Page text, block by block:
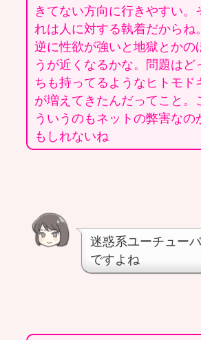
きてない方向に行きやすい。
れは人に対する執着だからね。
逆に性欲が強いと地獄とかの
うが近くなるかな。問題はど
ちも持ってるようなヒトモド
が増えてきたんだってこと。
ういうのもネットの弊害なの
もしれないね
迷惑系ユーチュー
ですよね